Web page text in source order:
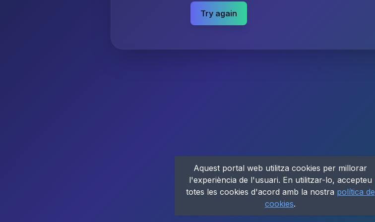
Try again
Aquest portal web utilitza cookies per millorar
l'experiència de l'usuari. En utilitzar-lo, accepteu
totes les cookies d'acord amb la nostra política de
cookies.